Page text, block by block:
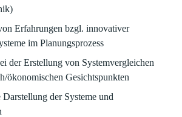
Erfahrungen bzgl. innovativer
im Planungsprozess
der Erstellung von Systemvergleichen
ökonomischen Gesichtspunkten
Darstellung der Systeme und